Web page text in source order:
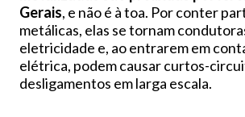
Gerais, e não é à toa. Por conter
metálicas, elas se tornam
eletricidade e, ao entrarem em
elétrica, podem causar curtos-
desligamentos em larga escala.